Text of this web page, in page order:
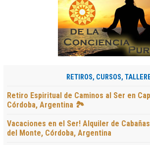
RETIROS, CURSOS,
Retiro Espiritual de Caminos al Ser en
Córdoba, Argentina 🏞️
Vacaciones en el Ser! Alquiler de
del Monte, Córdoba, Argentina